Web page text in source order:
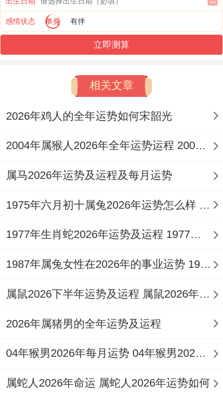
蛇。其天生性格中谨慎、敏锐甚至略带多疑
的特质，在今年星象的作用下可能被放大，
你可能会对伴侣的言行过度解读，或是因为
明白，感情的长久维系，最需要人拥有的不
的意愿。
今年正是修炼此等心性的绝佳时机。若能在
波动中保持定力，在反思后采取积极行动，
步入一个更深厚、更坦诚的新阶段。
为了在复杂的气场中守护情感领域的稳定与
为一种智慧的选择，对1977年蛇男来讲佩戴
一款专为其生肖设计的黑曜石吉祥物，如
的稳定与喜庆能量。
犀牛标记坚实与守护。太极图寓意阴阳平
种力量：抵御外在纷扰的定力，以及调与内
感情状态 单身 有伴
立即测算
相关文章
2026年鸡人的全年运势如何宋韶光
2004年属猴人2026年全年运势运程 2004年属猴人2026年运势及运程
属马2026年运势及运程及每月运势
1975年六月初十属兔2026年运势怎么样 1975年六月初六是几月几号
1977年生肖蛇2026年运势及运程 1977年生肖蛇五行缺什么
1987年属兔女性在2026年的事业运势 1987年属兔女的命运怎么样
属鼠2026下半年运势及运程 属鼠2026年整体运势
2026年属猪男的全年运势及运程
04年猴男2026年每月运势 04年猴男2026年运势
属蛇人2026年命运 属蛇人2026年运势如何